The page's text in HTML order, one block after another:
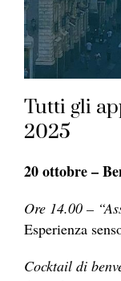
Tutti gli
2025
20 ottobre –
Ore 14.00 –
Esperienza
Cocktail di